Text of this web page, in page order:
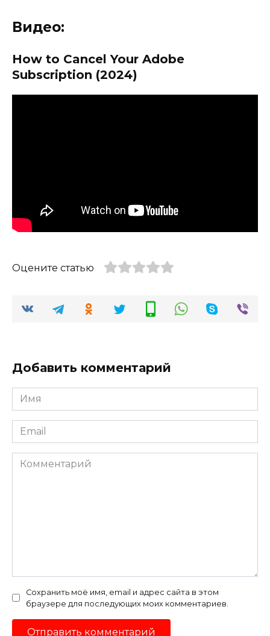
Видео:
How to Cancel Your Adobe
Subscription (2024)
Оцените статью
Добавить комментарий
Имя
*
Email
*
Комментарий
Сохранить моё имя, email и адрес сайта в этом
браузере для последующих моих комментариев.